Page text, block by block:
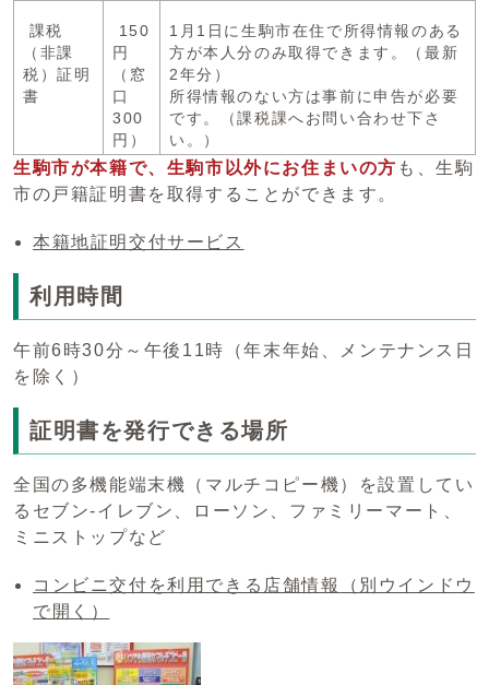
課税
（非課
税）証明
書
150
円
（窓
口
300
円）
1月1日に生駒市在住で所得情報のある
方が本人分のみ取得できます。（最新
2年分）
所得情報のない方は事前に申告が必要
です。（課税課へお問い合わせ下さ
い。）
生駒市が本籍で、生駒市以外にお住まいの方 も、生駒
市の戸籍証明書を取得することができます。
本籍地証明交付サービス
利用時間
午前6時30分～午後11時（年末年始、メンテナンス日
を除く）
証明書を発行できる場所
全国の多機能端末機（マルチコピー機）を設置してい
るセブン-イレブン、ローソン、ファミリーマート、
ミニストップなど
コンビニ交付を利用できる店舗情報
（別ウインドウ
で開く）